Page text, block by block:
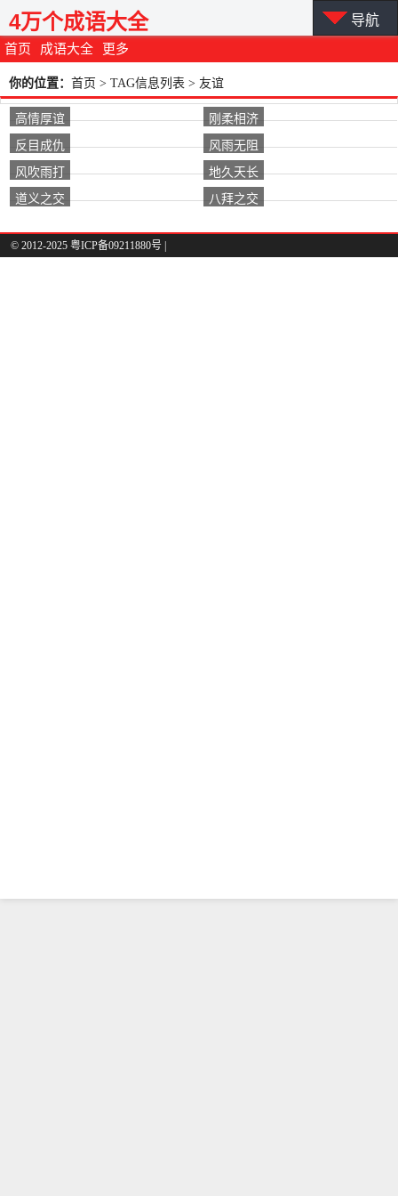
首页 成语大全 更多
4万个成语大全 导航
你的位置： 首页 > TAG信息列表 > 友谊
高情厚谊
刚柔相济
反目成仇
风雨无阻
风吹雨打
地久天长
道义之交
八拜之交
© 2012-2025 粤ICP备09211880号 |